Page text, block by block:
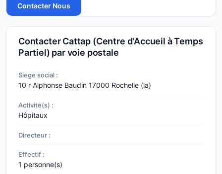
Contacter Cattap (Centre d'Accueil à Temps
Partiel) par voie postale
Siege social :
10 r Alphonse Baudin 17000 Rochelle (la)
Activité(s) :
Hôpitaux
Directeur :
Effectif :
1 personne(s)